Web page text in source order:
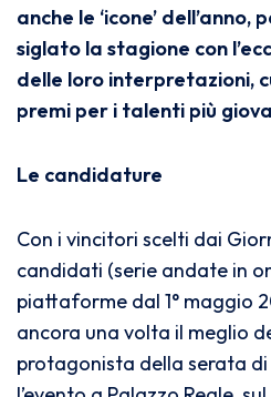
anche le ‘icone’
siglato la stagione con
delle loro interpretazioni,
premi per i talenti più
Le candidature
Con i vincitori scelti dai
candidati (serie andate in
piattaforme dal 1° maggio
ancora una volta il meglio
protagonista della serata